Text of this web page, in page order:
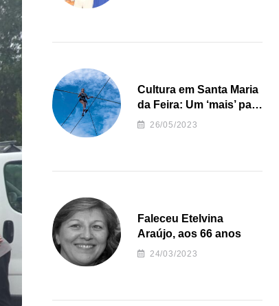
Cultura em Santa Maria
da Feira: Um ‘mais’ para
o Concelho
26/05/2023
Faleceu Etelvina
Araújo, aos 66 anos
24/03/2023